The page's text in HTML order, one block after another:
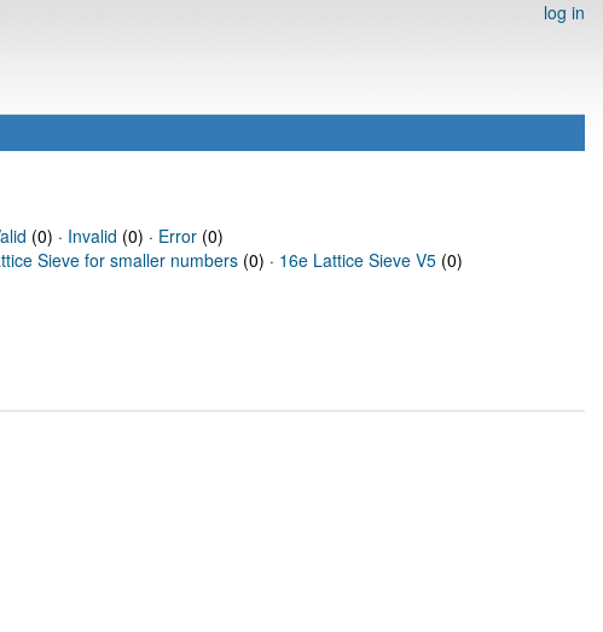
log in
(0) · Invalid (0) · Error(0)
Sieve for smaller numbers (0) · 16e Lattice Sieve V5 (0)